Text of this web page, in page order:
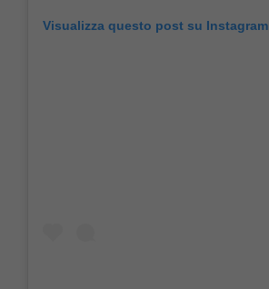
Visualizza questo post su Instagram